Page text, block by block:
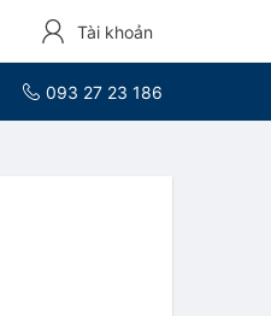
Tài khoản
093 27 23 186